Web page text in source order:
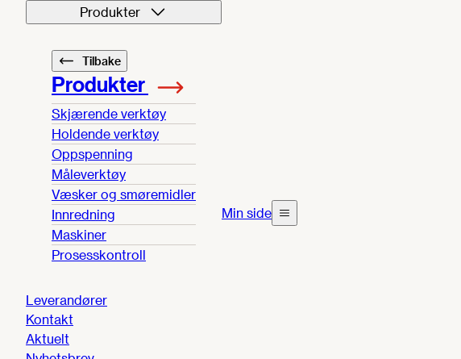
Produkter
Tilbake
Produkter
Skjærende verktøy
Holdende verktøy
Oppspenning
Måleverktøy
Væsker og smøremidler
Innredning
Maskiner
Prosesskontroll
Leverandører
Kontakt
Aktuelt
Min side